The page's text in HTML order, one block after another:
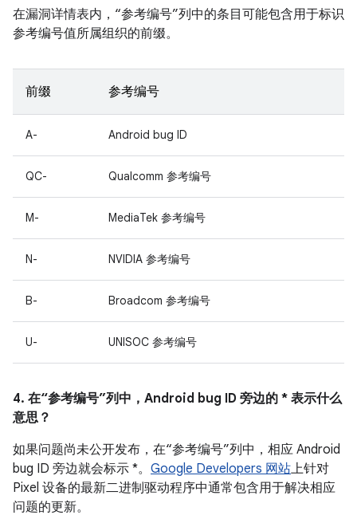
在漏洞详情表内，“参考编号”列中的条目可能包含用于标识
参考编号值所属组织的前缀。
前缀 参考编号
A- Android bug ID
QC- Qualcomm 参考编号
M- MediaTek 参考编号
N- NVIDIA 参考编号
B- Broadcom 参考编号
U- UNISOC 参考编号
4. 在“参考编号”列中，Android bug ID 旁边的 * 表示什么
意思？
如果问题尚未公开发布，在“参考编号”列中，相应 Android
bug ID 旁边就会标示 *。 Google Developers 网站上针对
Pixel 设备的最新二进制驱动程序中通常包含用于解决相应
问题的更新。